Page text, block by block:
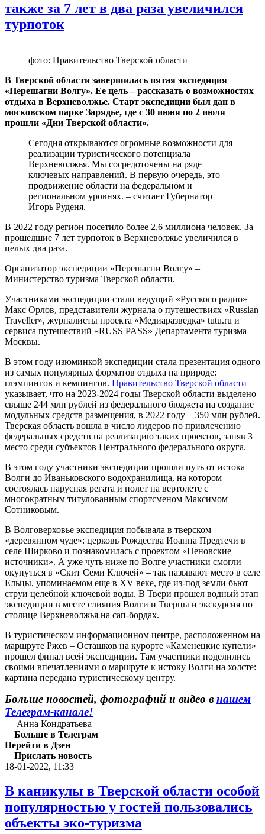
также за 7 лет в два раза увеличился
турпоток
фото: Правительство Тверской области
В Тверской области завершилась пятая экспедиция
«Перешагни Волгу». Ее цель – рассказать о возможностях
отдыха в Верхневолжье. Старт экспедиции был дан в
московском парке Зарядье, где с 30 июня по 2 июля
прошли «Дни Тверской области».
Сегодня открываются огромные возможности для
реализации туристического потенциала
Верхневолжья. Мы сосредоточены на ряде
ключевых направлений. В первую очередь, это
продвижение области на федеральном и
региональном уровнях. – считает Губернатор
Игорь Руденя.
В 2022 году регион посетило более 2,6 миллиона человек. За
прошедшие 7 лет турпоток в Верхневолжье увеличился в
целых два раза.
Организатор экспедиции «Перешагни Волгу» –
Министерство туризма Тверской области.
Участниками экспедиции стали ведущий «Русского радио»
Макс Орлов, представители журнала о путешествиях «Russian
Traveller», журналисты проекта «Медиаразведка» tutu.ru и
сервиса путешествий «RUSS PASS» Департамента туризма
Москвы.
В этом году изюминкой экспедиции стала презентация одного
из самых популярных форматов отдыха на природе:
глэмпингов и кемпингов. Правительство Тверской области
указывает, что на 2023-2024 годы Тверской области выделено
свыше 244 млн рублей из федерального бюджета на создание
модульных средств размещения, в 2022 году – 350 млн рублей.
Тверская область вошла в число лидеров по привлечению
федеральных средств на реализацию таких проектов, заняв 3
место среди субъектов Центрального федерального округа.
В этом году участники экспедиции прошли путь от истока
Волги до Иваньковского водохранилища, на котором
состоялась парусная регата и полет на вертолете с
многократным титулованным спортсменом Максимом
Сотниковым.
В Волговерховье экспедиция побывала в тверском
«деревянном чуде»: церковь Рождества Иоанна Предтечи в
селе Ширково и познакомилась с проектом «Пеновские
источники». А уже чуть ниже по Волге участники смогли
окунуться в «Скит Семи Ключей» – так называют место в селе
Ельцы, упоминаемом еще в XV веке, где из-под земли бьют
струи целебной ключевой воды. В Твери прошел водный этап
экспедиции в месте слияния Волги и Тверцы и экскурсия по
столице Верхневолжья на сап-бордах.
В туристическом информационном центре, расположенном на
маршруте Ржев – Осташков на курорте «Каменецкие купели»
прошел финал всей экспедиции. Там участники поделились
своими впечатлениями о маршруте к истоку Волги на холсте:
картина передана туристическому центру.
Больше новостей, фотографий и видео в нашем
Телеграм-канале!
Анна Кондратьева
Больше в Телеграм
Перейти в Дзен
Прислать новость
18-01-2022, 11:33
В каникулы в Тверской области особой
популярностью у гостей пользовались
объекты эко-туризма